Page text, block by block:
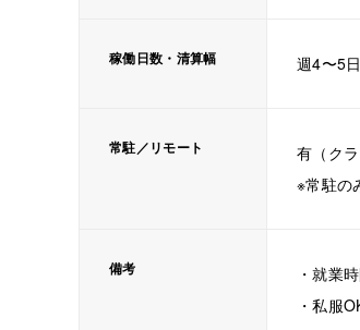
稼働日数・清算幅 週4〜5
常駐／リモート
有（クラ
※常駐の
備考
・就業
・私服